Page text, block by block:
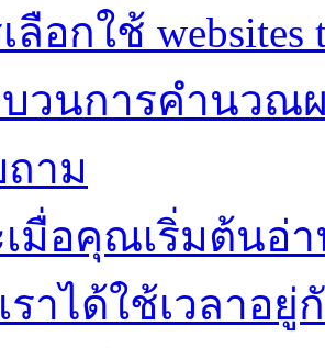
ลือกใช้ websites
บวนการคำนวณ
าม
มื่อคุณเริ่มต้นอ่า
ราได้ใช้เวลาอยู่